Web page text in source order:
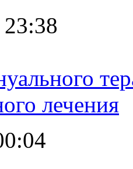
лечения